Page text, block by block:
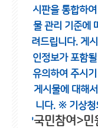
시판을 통합하
물 관리 기준에
려드립니다. 게
인정보가 포함
유의하여 주시
게시물에 대해
니다. ※ 기상청
'국민참여>민